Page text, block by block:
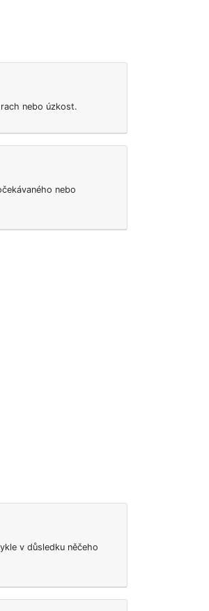
nebo úzkost.
nebo
v důsledku něčeho